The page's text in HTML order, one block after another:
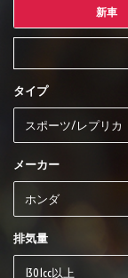
新車
タイプ
メーカー
排気量